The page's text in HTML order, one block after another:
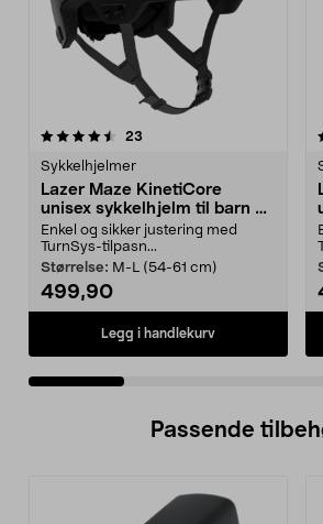
23
Sykkelhjelmer
Lazer Maze KinetiCore
unisex sykkelhjelm til barn og
voksne
Enkel og sikker justering med
TurnSys-tilpasn...
Størrelse: M-L (54-61 cm)
499,90
Legg i handlekurv
4.5 av 5 stjerner
Passende